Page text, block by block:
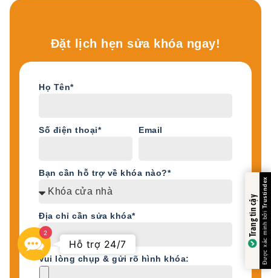
Đặt lịch hẹn sửa khóa ngay!
Họ Tên*
Số điện thoại* Email
Bạn cần hỗ trợ về khóa nào?*
Địa chỉ cần sửa khóa*
Vui lòng chụp & gửi rõ hình khóa:
Trang tin cậyĐược xác minh bởi
Trustindex
Contact
Us
2
Hỗ trợ 24/7